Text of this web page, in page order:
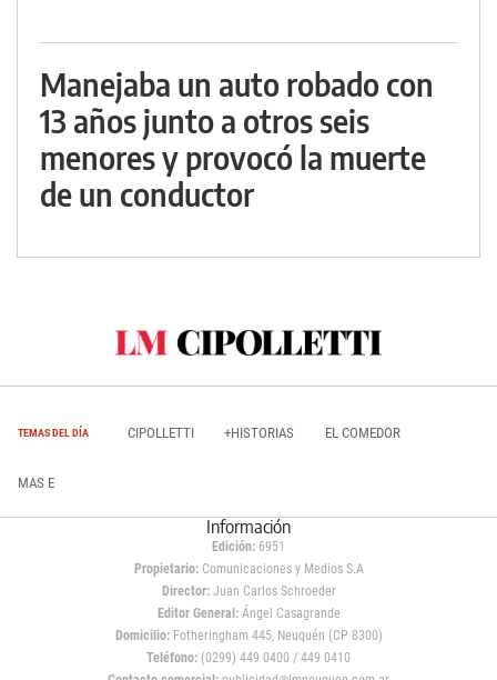
Manejaba un auto robado con
13 años junto a otros seis
menores y provocó la muerte
de un conductor
TEMAS DEL DÍA CIPOLLETTI +HISTORIAS EL COMEDOR
MAS E
Información
Edición: 6951
Propietario:Comunicaciones y Medios S.A
Director: Juan Carlos Schroeder
Editor General:Ángel Casagrande
Domicilio:Fotheringham 445, Neuquén (CP 8300)
Teléfono: (0299) 449 0400 / 449 0410